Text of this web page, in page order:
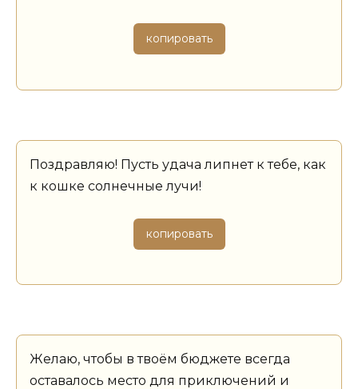
копировать
Поздравляю! Пусть удача липнет к тебе, как
к кошке солнечные лучи!
копировать
Желаю, чтобы в твоём бюджете всегда
оставалось место для приключений и